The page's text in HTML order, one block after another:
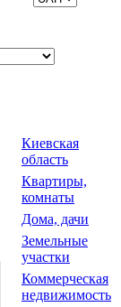
Киевская
область
Квартиры,
комнаты
Дома, дачи
Земельные
участки
Коммерческая
недвижимость